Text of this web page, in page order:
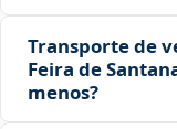
Transporte de
Feira de
menos?